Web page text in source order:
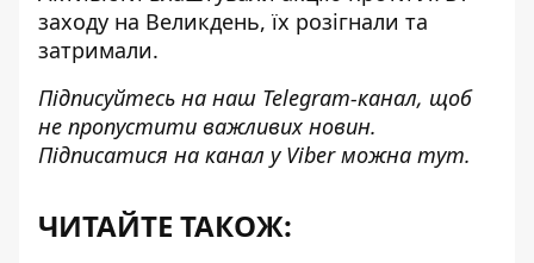
заходу на Великдень, їх розігнали та
затримали.
Підписуйтесь на наш Telegram-канал, щоб
не пропустити важливих новин.
Підписатися на канал у Viber можна тут.
ЧИТАЙТЕ ТАКОЖ: